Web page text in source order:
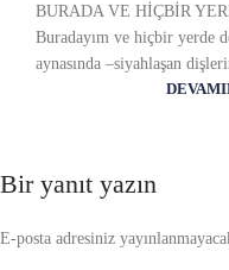
BURADA VE HİÇBİR
Buradayım ve hiçbir yerde
aynasında –siyahlaşan
Bir yanıt yazın
E-posta adresiniz